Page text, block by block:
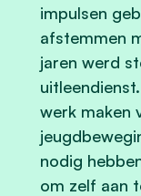
impulsen
afstemmen
jaren werd
werk maken
nodig
om zelf aan